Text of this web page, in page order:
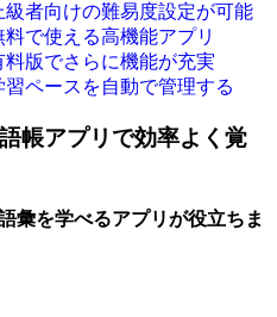
者向けの難易度設定が可能
で使える高機能アプリ
版でさらに機能が充実
ペースを自動で管理する
帳アプリで効率よく覚
彙を学べるアプリが役立ちま